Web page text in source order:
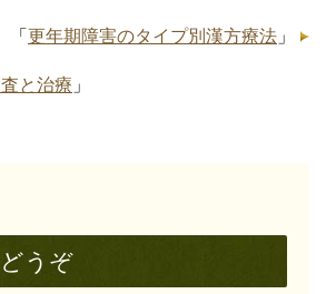
「 更年期障害のタイプ別漢方療法 」
と治療 」
うぞ